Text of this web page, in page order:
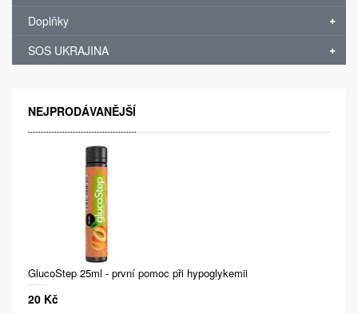
Doplňky
SOS UKRAJINA
NEJPRODÁVANĚJŠÍ
GlucoStep 25ml - první pomoc při hypoglykemii
20 Kč